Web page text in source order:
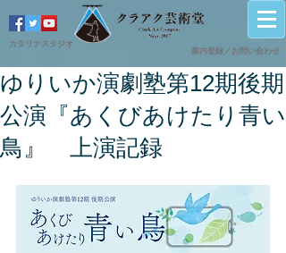
案内登録／ ​お問い合わせ
カタリナスタジオ
ゆりいか演劇塾第12期後期
公演『あくびあけたり青い
鳥』 上演記録